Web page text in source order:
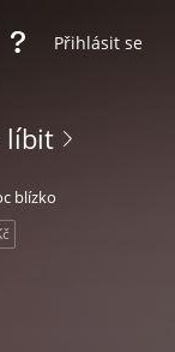
Přihlásit se
líbit
blízko